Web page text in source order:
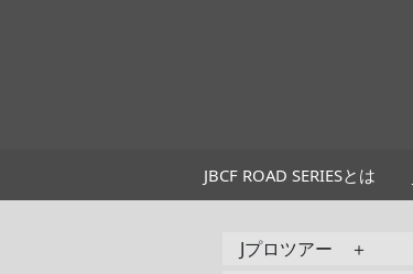
JBCF ROAD SERIESとは
Jプロツアー ＋